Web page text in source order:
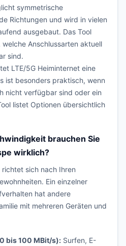
symmetrische
Richtungen und wird in vielen
ausgebaut. Das Tool
Anschlussarten aktuell
sind.
LTE/5G Heiminternet eine
ist besonders praktisch, wenn
nicht verfügbar sind oder ein
listet Optionen übersichtlich
brauchen Sie
wirklich?
sich nach Ihren
Ein einzelner
hat andere
mit mehreren Geräten und
bis 100 MBit/s): Surfen, E-